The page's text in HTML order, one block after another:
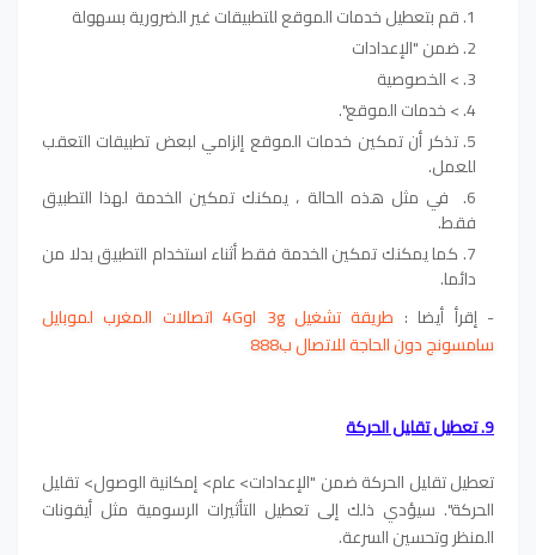
قم بتعطيل خدمات الموقع للتطبيقات غير الضرورية بسهولة
ضمن "الإعدادات
> الخصوصية
> خدمات الموقع".
تذكر أن تمكين خدمات الموقع إلزامي لبعض تطبيقات التعقب
للعمل.
في مثل هذه الحالة ، يمكنك تمكين الخدمة لهذا التطبيق
فقط.
كما يمكنك تمكين الخدمة فقط أثناء استخدام التطبيق بدلا من
دائما.
- إقرأ أيضا :
طريقة تشغيل 3g او4G اتصالات المغرب لموبايل
سامسونج دون الحاجة للاتصال ب888
9. تعطيل تقليل الحركة
تعطيل تقليل الحركة ضمن "الإعدادات> عام> إمكانية الوصول> تقليل
الحركة". سيؤدي ذلك إلى تعطيل التأثيرات الرسومية مثل أيقونات
المنظر وتحسين السرعة.